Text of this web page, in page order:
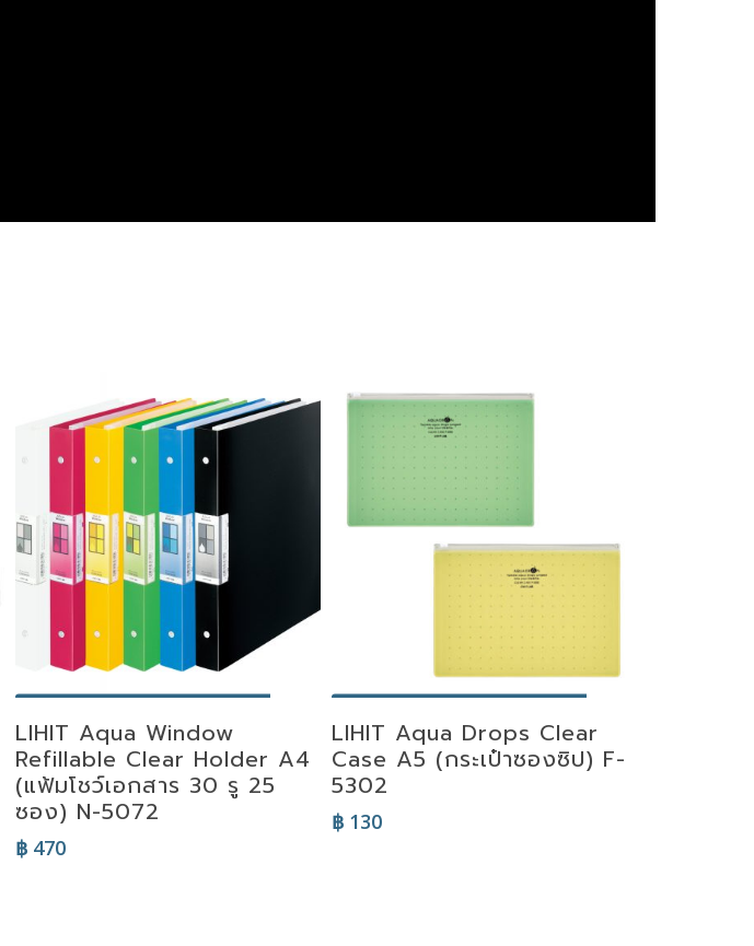
LIHIT Aqua Window
Refillable Clear Holder A4
(แฟ้มโชว์เอกสาร 30 รู 25
ซอง) N-5072
฿470
LIHIT Aqua Drops Clear
Case A5 (กระเป๋าซองซิป) F-
5302
฿ 130